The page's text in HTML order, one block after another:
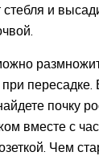
стебля и
пересадке.
почку
вместе с
Чем